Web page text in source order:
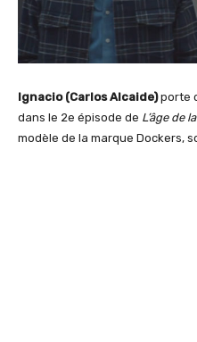
Ignacio (Carlos Alcaide)porte
dans le 2e épisode de L’âge de
modèle de la marque Dockers,